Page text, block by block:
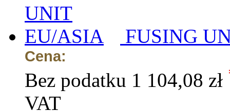
FUSING
Cena:
Bez podatku 1 104,08 zł
VAT